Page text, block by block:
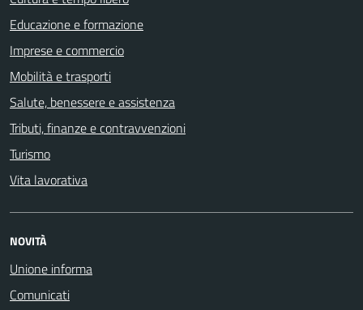
Educazione e formazione
Imprese e commercio
Mobilità e trasporti
Salute, benessere e assistenza
Tributi, finanze e contravvenzioni
Turismo
Vita lavorativa
NOVITÀ
Unione informa
Comunicati